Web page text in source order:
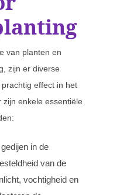
van planten en
zijn er diverse
effect in het
enkele essentiële
in de
van de
vochtigheid en